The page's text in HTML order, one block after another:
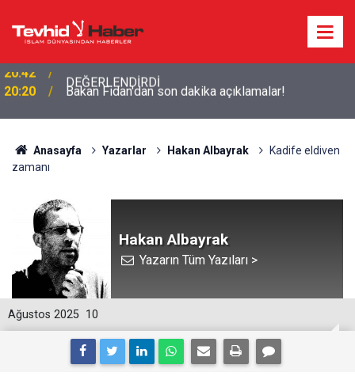
20:20 Bakan Fidan'dan son dakika açıklamalar!
Anasayfa Yazarlar Hakan Albayrak
Kadife eldiven
zamanı
Hakan Albayrak
Yazarın Tüm Yazıları >
10
Ağustos 2025